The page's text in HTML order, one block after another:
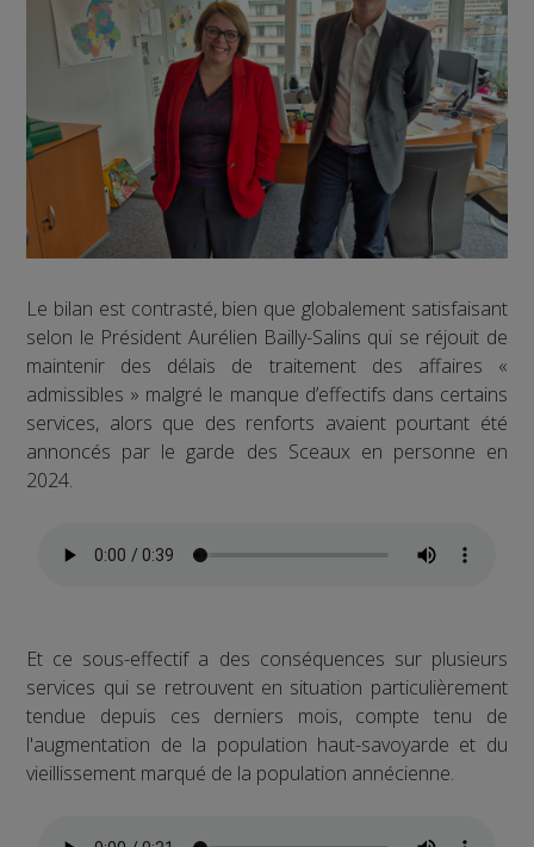
Le bilan est contrasté, bien que globalement satisfaisant
selon le Président Aurélien Bailly-Salins qui se réjouit de
maintenir des délais de traitement des affaires «
admissibles » malgré le manque d’effectifs dans certains
services, alors que des renforts avaient pourtant été
annoncés par le garde des Sceaux en personne en
2024.
Et ce sous-effectif a des conséquences sur plusieurs
services qui se retrouvent en situation particulièrement
tendue depuis ces derniers mois, compte tenu de
l'augmentation de la population haut-savoyarde et du
vieillissement marqué de la population annécienne.